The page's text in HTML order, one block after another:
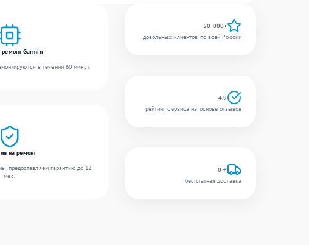
Garmin
в течении 60 минут.
на ремонт
предоставляем гарантию до 12
мес.
50 000+
довольных клиентов по всей России
4.9
рейтинг сервиса на основе отзывов
0 ₽
бесплатная доставка